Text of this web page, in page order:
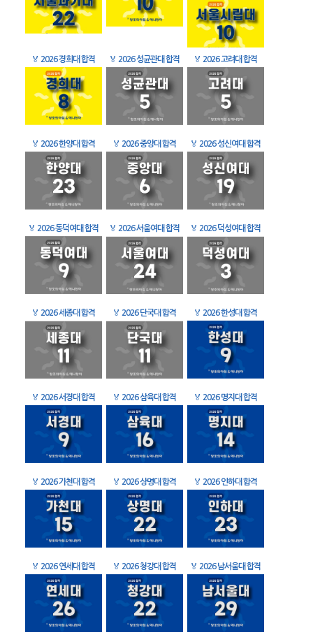
🏅 2026 경희대 합격 🏅 2026 성균관대 합격 🏅 2026 고려대 합격
🏅 2026 한양대 합격 🏅 2026 중앙대 합격 🏅 2026 성신여대 합격
🏅 2026 동덕여대 합격 🏅 2026 서울여대 합격 🏅 2026 덕성여대 합격
🏅 2026 세종대 합격 🏅 2026 단국대 합격 🏅 2026 한성대 합격
🏅 2026 서경대 합격 🏅 2026 삼육대 합격 🏅 2026 명지대 합격
🏅 2026 가천대 합격 🏅 2026 상명대 합격 🏅 2026 인하대 합격
🏅 2026 연세대 합격 🏅 2026 청강대 합격 🏅 2026 남서울대 합격